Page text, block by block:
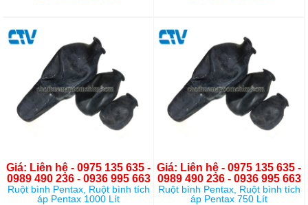
Giá: Liên hệ - 0975 135 635 -
0989 490 236 - 0936 995 663
Ruột bình Pentax, Ruột bình tích
áp Pentax 1000 Lít
Giá: Liên hệ - 0975 135 635 -
0989 490 236 - 0936 995 663
Ruột bình Pentax, Ruột bình tích
áp Pentax 750 Lít